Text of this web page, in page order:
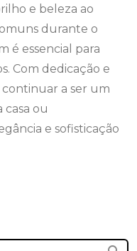
e beleza ao
durante o
é essencial para
Com dedicação e
a ser um
ou
e sofisticação